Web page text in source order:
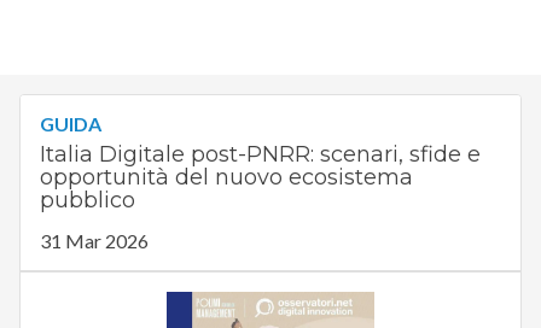
GUIDA
Italia Digitale post-PNRR: scenari, sfide e
opportunità del nuovo ecosistema
pubblico
31 Mar 2026